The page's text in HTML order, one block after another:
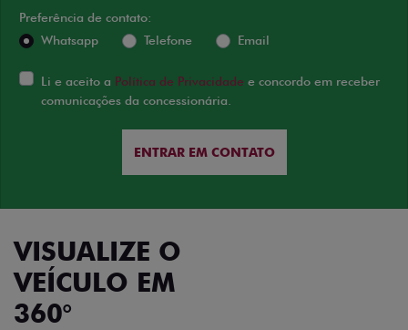
Preferência de contato:
Whatsapp
Telefone Email
Li e aceito a Política de Privacidade e concordo em receber
comunicações da concessionária.
ENTRAR EM CONTATO
VISUALIZE O
VEÍCULO EM
360°